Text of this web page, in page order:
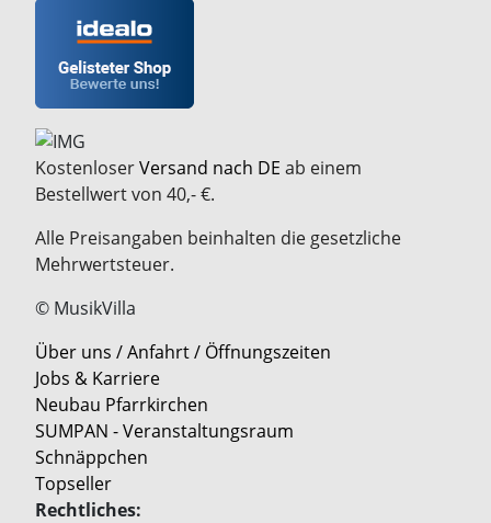
KostenloserVersand nach DE ab einem
Bestellwert von 40,- €.
Alle Preisangaben beinhalten die gesetzliche
Mehrwertsteuer.
© MusikVilla
Über uns / Anfahrt / Öffnungszeiten
Jobs & Karriere
Neubau Pfarrkirchen
SUMPAN - Veranstaltungsraum
Schnäppchen
Topseller
Rechtliches: